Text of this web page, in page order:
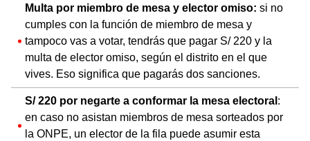
Multa por miembro de mesa y elector omiso: si no
cumples con la función de miembro de mesa y
tampoco vas a votar, tendrás que pagar S/ 220 y la
multa de elector omiso, según el distrito en el que
vives. Eso significa que pagarás dos sanciones.
S/ 220 por negarte a conformar la mesa electoral:
en caso no asistan miembros de mesa sorteados por
la ONPE, un elector de la fila puede asumir esta